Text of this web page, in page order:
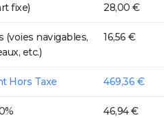
fixe) 28,00 €
(voies navigables,
etc.)
16,56 €
Hors Taxe 469,36 €
46,94 €